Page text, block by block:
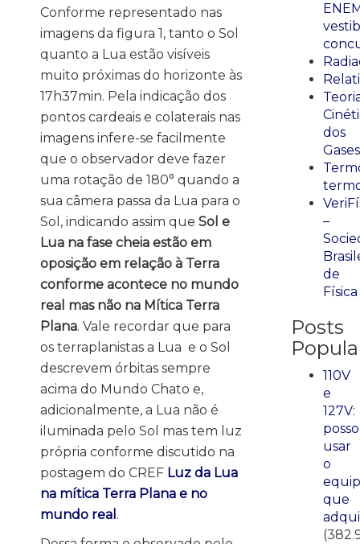
Conforme representado nas
imagens da figura 1, tanto o Sol
quanto a Lua estão visíveis
muito próximas do horizonte às
17h37min. Pela indicação dos
pontos cardeais e colaterais nas
imagens infere-se facilmente
que o observador deve fazer
uma rotação de 180° quando a
sua câmera passa da Lua para o
Sol, indicando assim que Sol e
Lua na fase cheia estão em
oposição em relação à Terra
conforme acontece no mundo
real mas não na Mítica Terra
Plana. Vale recordar que para
os terraplanistas a Lua e o Sol
descrevem órbitas sempre
acima do Mundo Chato e,
adicionalmente, a Lua não é
iluminada pelo Sol mas tem luz
própria conforme discutido na
postagem do CREF Luz da Lua
na mítica Terra Plana e no
mundo real .
dos
Gases
–
de
Física
Posts
110V
e
127V:
posso
usar
o
que